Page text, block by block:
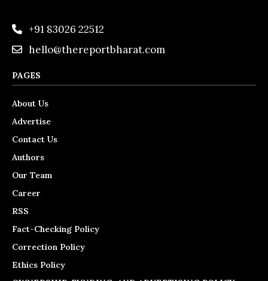
+91 83026 22512
hello@thereportbharat.com
PAGES
About Us
Advertise
Contact Us
Authors
Our Team
Career
RSS
Fact-Checking Policy
Correction Policy
Ethics Policy